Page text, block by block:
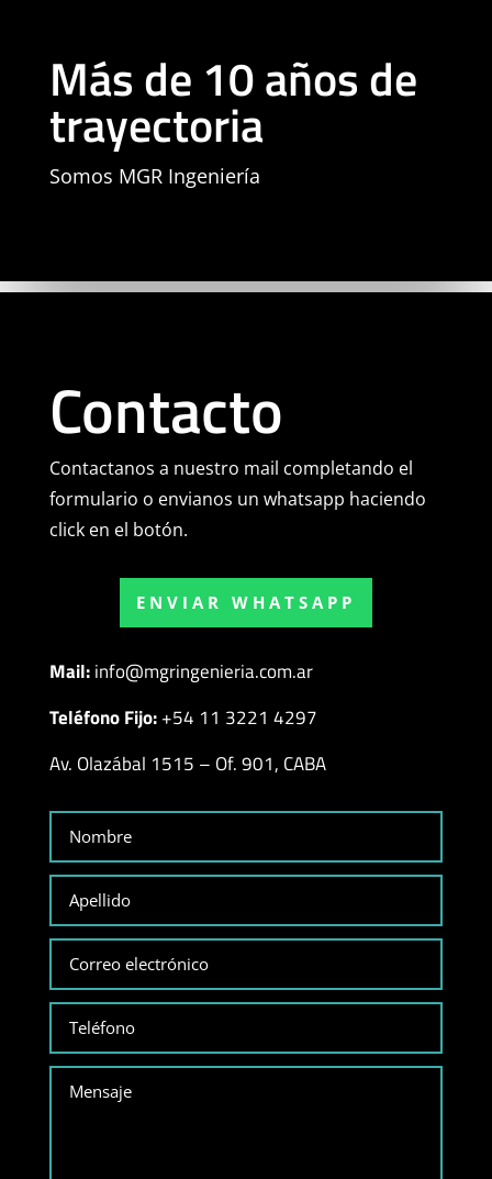
Más de 10 años de
trayectoria
Somos MGR Ingeniería
Contacto
Contactanos a nuestro mail completando el
formulario o envianos un whatsapp haciendo
click en el botón.
ENVIAR WHATSAPP
Mail:info@mgringenieria.com.ar
Teléfono Fijo:+54 11 3221 4297
Av. Olazábal 1515 – Of. 901, CABA